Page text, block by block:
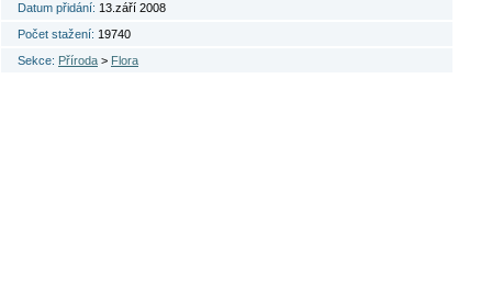
Datum přidání: 13.září 2008
Počet stažení: 19740
Sekce: Příroda > Flora